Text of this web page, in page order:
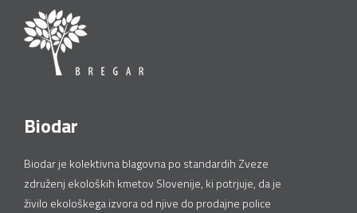
Biodar
Biodar je kolektivna blagovna po standardih Zveze
združenj ekoloških kmetov Slovenije, ki potrjuje, da je
živilo ekološkega izvora od njive do prodajne police